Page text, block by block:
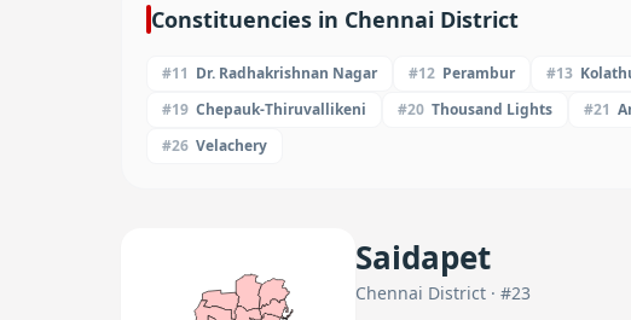
Constituencies in Chennai District
#11 Dr. Radhakrishnan Nagar #12 Perambur #13
#19 Chepauk-Thiruvallikeni #20 Thousand Lights #21
#26 Velachery
Saidapet
Chennai District · #23